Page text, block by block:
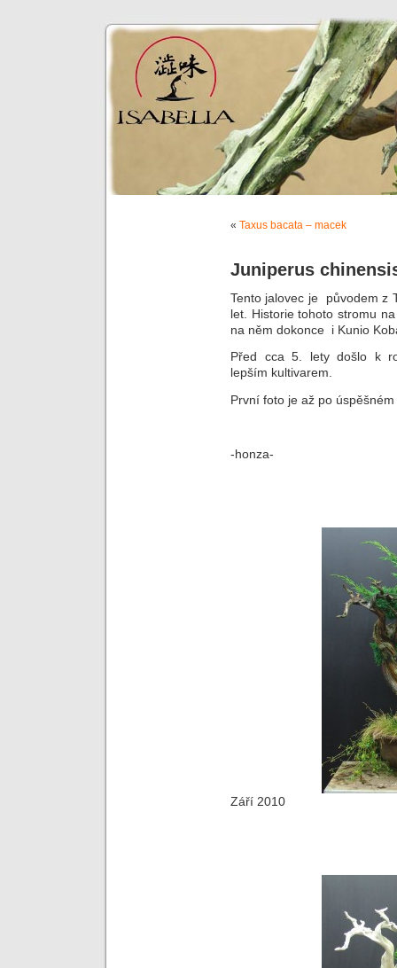
« Taxus bacata – macek
Juniperus
Tento jalovec je původem z
let. Historie tohoto stromu
na něm dokonce i Kunio
Před cca 5. lety došlo k
lepším kultivarem.
První foto je až po
-honza-
Září 2010